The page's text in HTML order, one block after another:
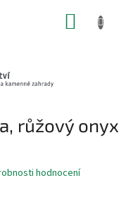
růžový onyx
hodnocení